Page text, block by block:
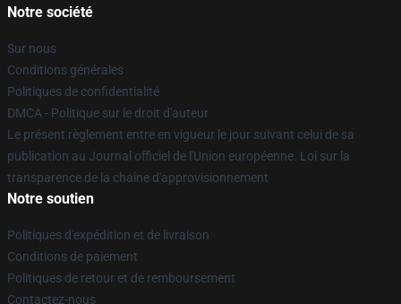
Notre société
Sur nous
Conditions générales
Politiques de confidentialité
DMCA - Politique sur le droit d'auteur
Le présent règlement entre en vigueur le jour suivant celui de sa
publication au Journal officiel de l'Union européenne. Loi sur la
transparence de la chaîne d'approvisionnement
Notre soutien
Politiques d'expédition et de livraison
Conditions de paiement
Politiques de retour et de remboursement
Contactez-nous